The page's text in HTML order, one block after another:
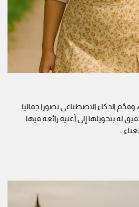
وقدّم الذكاء الاصطناعي تصورا جماليا
له بتحويلها إلى أغنية رائعة فيها
...